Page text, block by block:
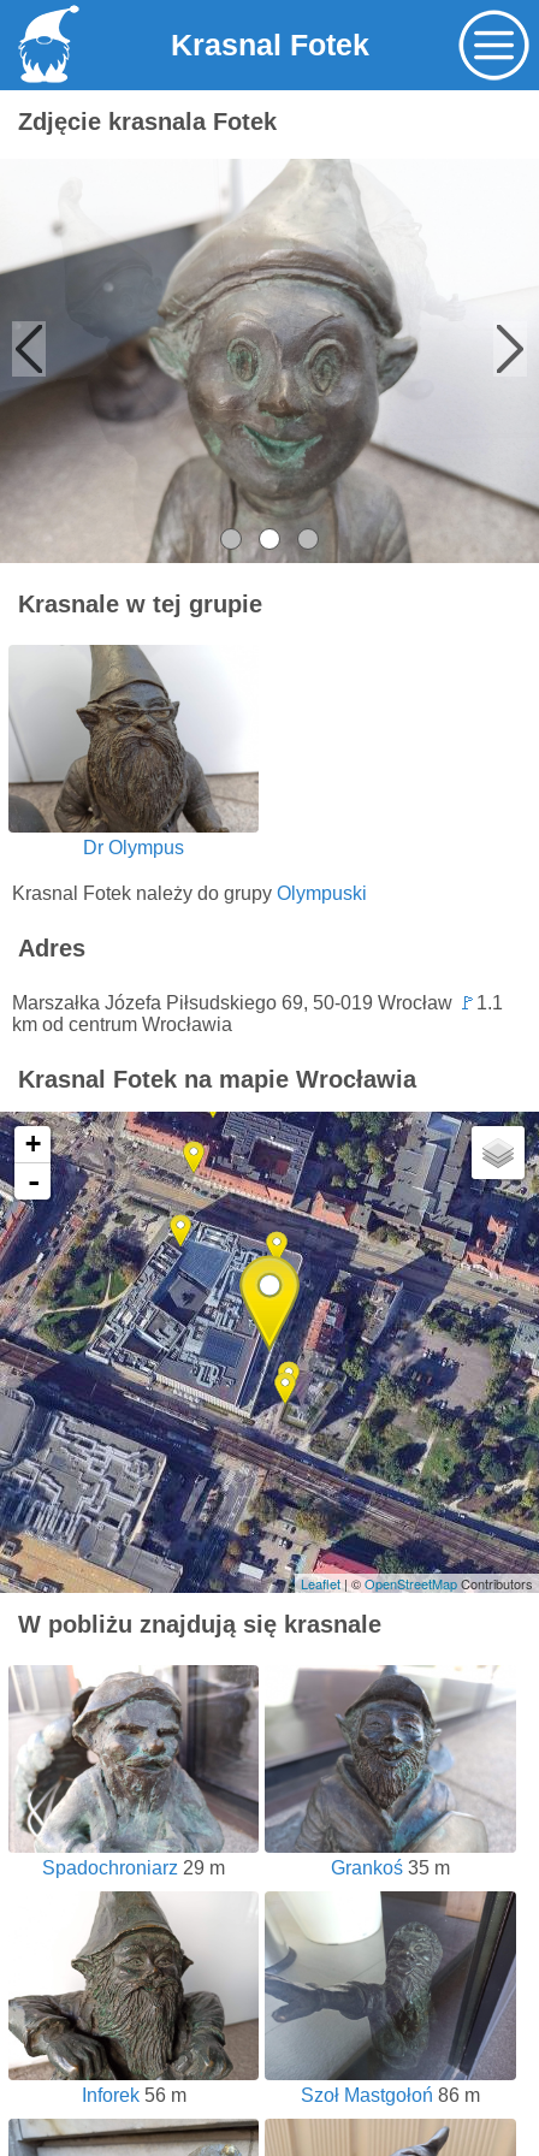
Krasnal Fotek
Zdjęcie krasnala Fotek
Krasnale w tej grupie
Dr Olympus
Krasnal Fotek należy do grupy Olympuski
Adres
Marszałka Józefa Piłsudskiego 69, 50-019 Wrocław 🚩 1.1
km od centrum Wrocławia
Krasnal Fotek na mapie Wrocławia
+
-
Leaflet | ©OpenStreetMapContributors
W pobliżu znajdują się krasnale
Spadochroniarz 29 m Grankoś35 m
Inforek56 m Szoł Mastgołoń 86 m